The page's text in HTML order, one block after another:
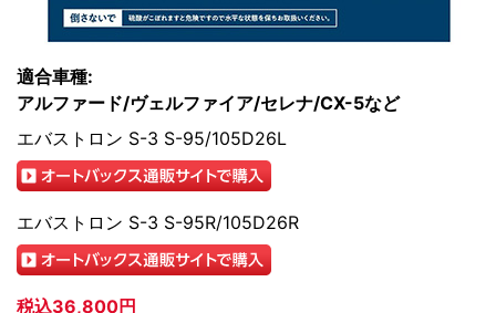
適合車種:
アルファード/ヴェルファイア/セレナ/CX-5など
エバストロン S-3 S-95/105D26L
エバストロン S-3 S-95R/105D26R
税込36,800円